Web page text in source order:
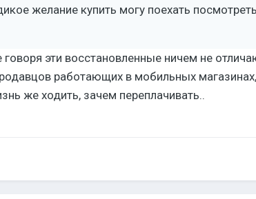
желание купить могу поехать
эти восстановленные ничем не
работающих в мобильных
же ходить, зачем переплачивать..